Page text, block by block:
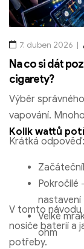
7. duben 2026
Na co si dát
cigarety?
Výběr
vapování.
Kolik wattů
Krátká odpověď:
Pokročilé
nastavení
Velké
ohm
V tomto
nosiče baterií a
potřeby.